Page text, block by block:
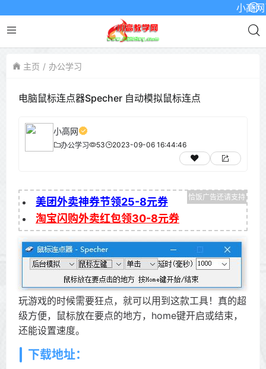
小高网
主页 办公学习
电脑鼠标连点器Specher 自动模拟鼠标连点
小高网
办公学习 53 2023-09-06 16:44:46
美团外卖神券节领25-8元券
淘宝闪购外卖红包领30-8元券
玩游戏的时候需要狂点，就可以用到这款工具！真的超
级方便，鼠标放在要点的地方，home键开启或结束，
还能设置速度。
下载地址：